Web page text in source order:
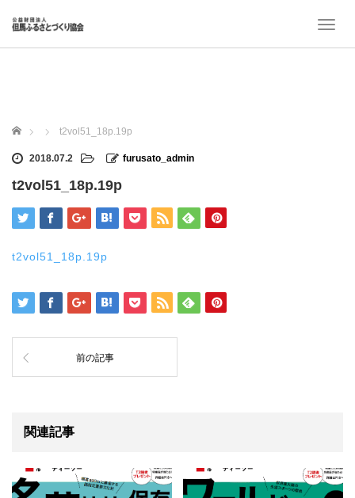
T
ホーム t2vol51_18p.19p
2018.07.2 furusato_admin
t2vol51_18p.19p
t2vol51_18p.19p
前の記事
関連記事